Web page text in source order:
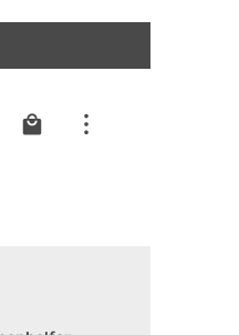
Warenkorb enthält 0